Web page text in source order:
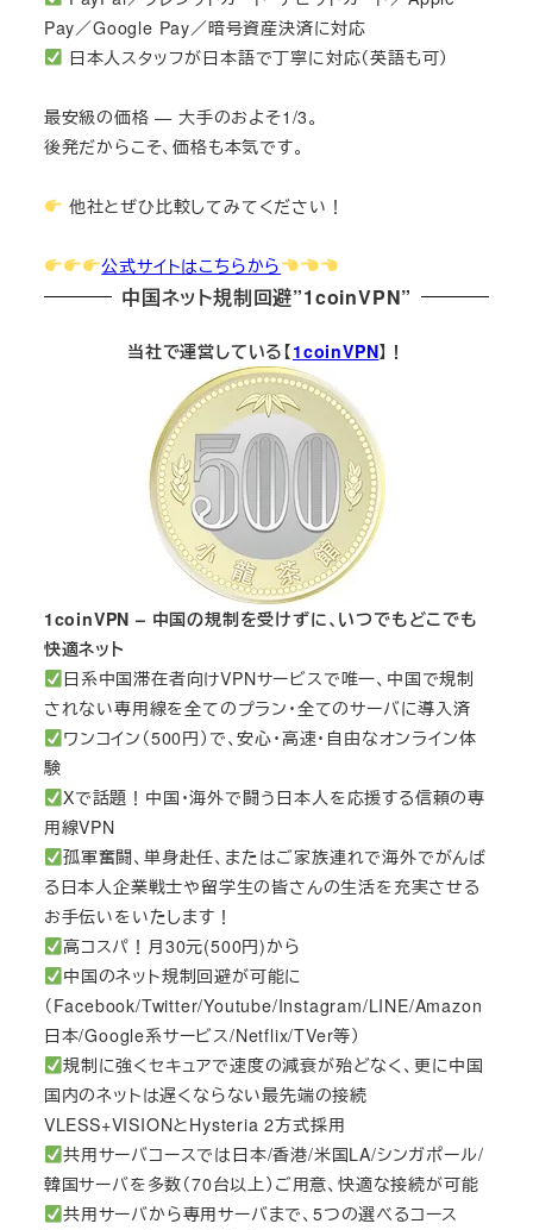
Pay／Google Pay／暗号資産決済に対応
日本人スタッフが日本語で丁寧に対応（英語も可）
最安級の価格 — 大手のおよそ1/3。
後発だからこそ、価格も本気です。
他社とぜひ比較してみてください！
公式サイトはこちらから
中国ネット規制回避”1coinVPN”
当社で運営している【1coinVPN】！
1coinVPN – 中国の規制を受けずに、いつでもどこでも
快適ネット
日系中国滞在者向けVPNサービスで唯一、中国で規制
されない専用線を全てのプラン・全てのサーバに導入済
ワンコイン（500円）で、安心・高速・自由なオンライン体
験
Xで話題！中国・海外で闘う日本人を応援する信頼の専
用線VPN
孤軍奮闘、単身赴任、またはご家族連れで海外でがんば
る日本人企業戦士や留学生の皆さんの生活を充実させる
お手伝いをいたします！
高コスパ！月30元(500円)から
中国のネット規制回避が可能に
（Facebook/Twitter/Youtube/Instagram/LINE/Amazon
日本/Google系サービス/Netflix/TVer等）
規制に強くセキュアで速度の減衰が殆どなく、更に中国
国内のネットは遅くならない最先端の接続
VLESS+VISIONとHysteria 2方式採用
共用サーバコースでは日本/香港/米国LA/シンガポール/
韓国サーバを多数（70台以上）ご用意、快適な接続が可能
共用サーバから専用サーバまで、5つの選べるコース